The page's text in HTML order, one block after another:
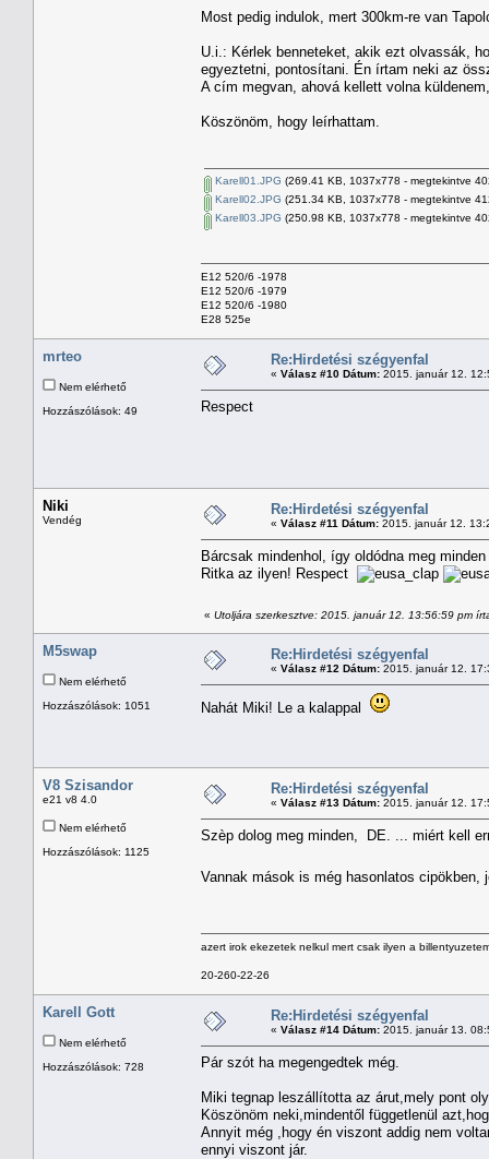
Most pedig indulok, mert 300km-re van
U.i.: Kérlek benneteket, akik ezt olvassák,
egyeztetni, pontosítani. Én írtam neki az
A cím megvan, ahová kellett volna
Köszönöm, hogy leírhattam.
Karell01.JPG (269.41 KB, 1037x778 - megtekintve
Karell02.JPG (251.34 KB, 1037x778 - megtekintve
Karell03.JPG (250.98 KB, 1037x778 - megtekintve
E12 520/6 -1978
E12 520/6 -1979
E12 520/6 -1980
E28 525e
mrteo
Nem elérhető
Hozzászólások: 49
Re:Hirdetési szégyenfal
« Válasz #10 Dátum: 2015. január 12.
Respect
Niki
Vendég
Re:Hirdetési szégyenfal
« Válasz #11 Dátum: 2015. január 12.
Bárcsak mindenhol, így oldódna meg
Ritka az ilyen! Respect
« Utoljára szerkesztve: 2015. január 12. 13:56:59 pm
M5swap
Nem elérhető
Hozzászólások: 1051
Re:Hirdetési szégyenfal
« Válasz #12 Dátum: 2015. január 12.
Nahát Miki! Le a kalappal
V8 Szisandor
e21 v8 4.0
Nem elérhető
Hozzászólások: 1125
Re:Hirdetési szégyenfal
« Válasz #13 Dátum: 2015. január 12.
Szèp dolog meg minden, DE. ... miért kell
Vannak mások is még hasonlatos
azert irok ekezetek nelkul mert csak ilyen a
20-260-22-26
Karell Gott
Nem elérhető
Hozzászólások: 728
Re:Hirdetési szégyenfal
« Válasz #14 Dátum: 2015. január 13.
Pár szót ha megengedtek még.
Miki tegnap leszállította az árut,mely pont
Köszönöm neki,mindentől függetlenül
Annyit még ,hogy én viszont addig nem
ennyi viszont jár.